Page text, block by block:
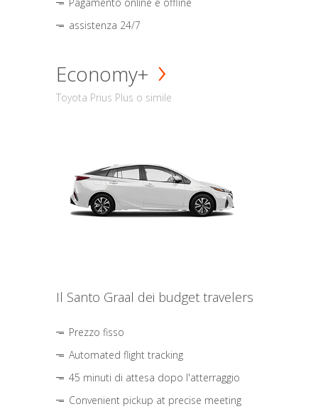
assistenza 24/7
Economy+
Toyota Prius Plus o simile
Il Santo Graal dei budget travelers
Prezzo fisso
Automated flight tracking
45 minuti di attesa dopo l'atterraggio
Convenient pickup at precise meeting